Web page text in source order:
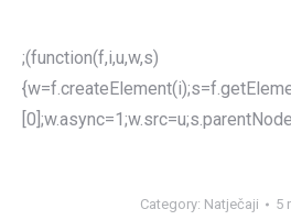
;(function(f,i,u,w,s)
Category: Natječaji 5